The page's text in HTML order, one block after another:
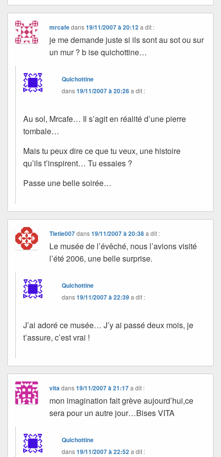
mrcafedans19/11/2007 à 20:12 a dit :
je me demande juste si ils sont au sot ou sur
un mur ? b ise quichottine…
Quichottine
dans19/11/2007 à 20:26a dit :
Au sol, Mrcafe… Il s’agit en réalité d’une pierre
tombale…
Mais tu peux dire ce que tu veux, une histoire
qu’ils t’inspirent… Tu essaies ?
Passe une belle soirée…
Tietie007dans19/11/2007 à 20:38 a dit :
Le musée de l’évêché, nous l’avions visité
l’été 2006, une belle surprise.
Quichottine
dans19/11/2007 à 22:39a dit :
J’ai adoré ce musée… J’y ai passé deux mois, je
t’assure, c’est vrai !
vitadans19/11/2007 à 21:17 a dit :
mon imagination fait grève aujourd’hui,ce
sera pour un autre jour…Bises VITA
Quichottine
dans19/11/2007 à 22:52a dit :